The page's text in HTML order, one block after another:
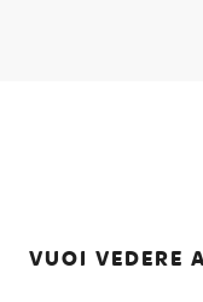
VUOI VEDERE